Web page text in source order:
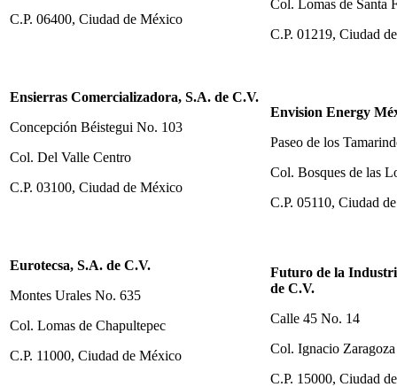
C.P. 06400, Ciudad de México
Col. Lomas de Santa
C.P. 01219, Ciudad
Ensierras Comercializadora, S.A. de C.V.
Concepción Béistegui No. 103
Col. Del Valle Centro
C.P. 03100, Ciudad de México
Envision Energy
Paseo de los
Col. Bosques de las
C.P. 05110, Ciudad
Eurotecsa, S.A. de C.V.
Montes Urales No. 635
Col. Lomas de Chapultepec
C.P. 11000, Ciudad de México
Futuro de la
de C.V.
Calle 45 No. 14
Col. Ignacio Zaragoza
C.P. 15000, Ciudad